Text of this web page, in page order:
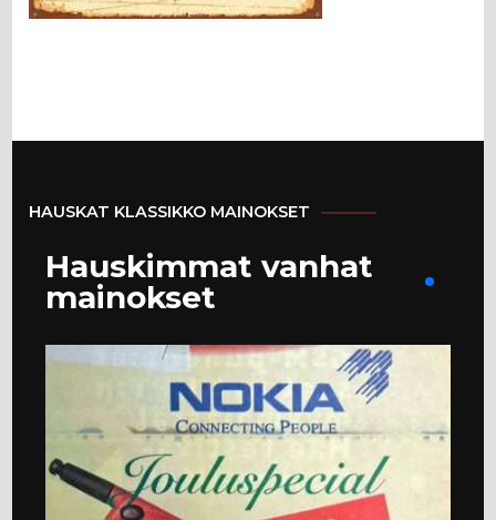
HAUSKAT KLASSIKKO MAINOKSET
Hauskimmat vanhat
mainokset